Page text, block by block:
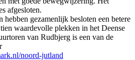
afgesloten.
hebben gezamenlijk besloten een betere
waardevolle plekken in het Deense
van Rudbjerg is een van de
noord-jutland